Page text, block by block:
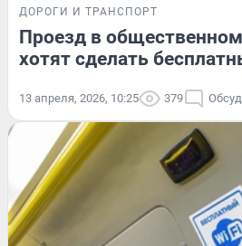
ДОРОГИ И ТРАНСПОРТ
Проезд в
хотят сделать
13 апреля, 2026, 10:25 379